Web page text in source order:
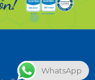
WhatsApp